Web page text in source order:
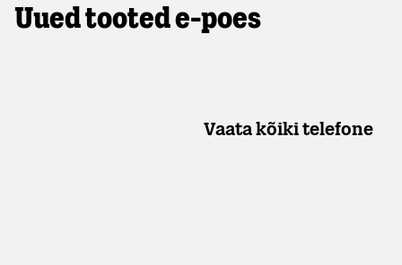
Uued tooted e-poes
Vaata kõiki telefone